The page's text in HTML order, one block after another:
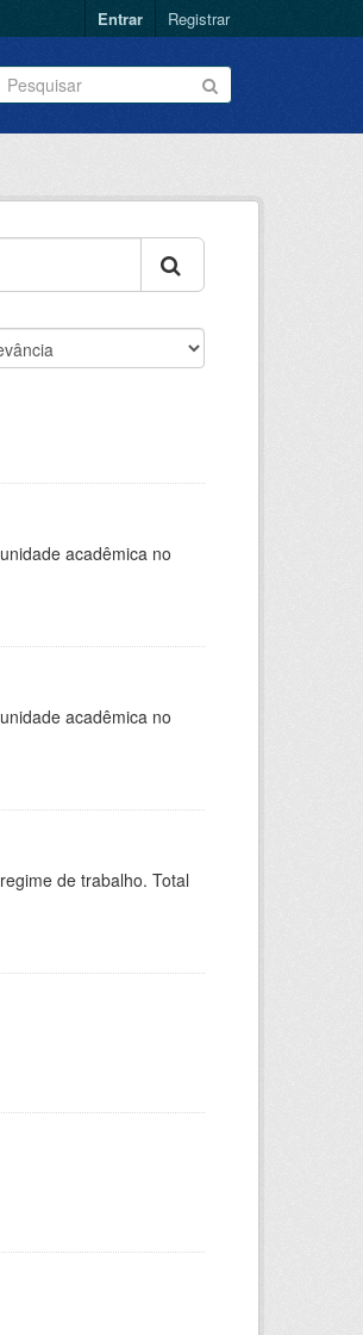
Entrar Registrar
acadêmica no
acadêmica no
de trabalho. Total